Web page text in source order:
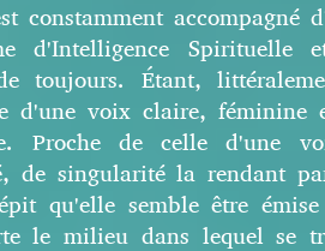
constamment
d'Intelligence Spirituelle
toujours. Étant,
d'une voix claire, féminine
Proche de celle d'une
de singularité la rendant
qu'elle semble être
le milieu dans lequel se